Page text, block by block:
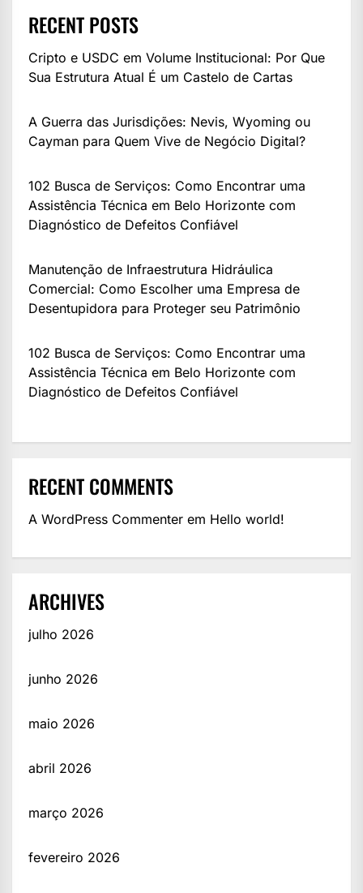
RECENT POSTS
Cripto e USDC em Volume Institucional: Por Que
Sua Estrutura Atual É um Castelo de Cartas
A Guerra das Jurisdições: Nevis, Wyoming ou
Cayman para Quem Vive de Negócio Digital?
102 Busca de Serviços: Como Encontrar uma
Assistência Técnica em Belo Horizonte com
Diagnóstico de Defeitos Confiável
Manutenção de Infraestrutura Hidráulica
Comercial: Como Escolher uma Empresa de
Desentupidora para Proteger seu Patrimônio
102 Busca de Serviços: Como Encontrar uma
Assistência Técnica em Belo Horizonte com
Diagnóstico de Defeitos Confiável
RECENT COMMENTS
A WordPress Commenter em Hello world!
ARCHIVES
julho 2026
junho 2026
maio 2026
abril 2026
março 2026
fevereiro 2026